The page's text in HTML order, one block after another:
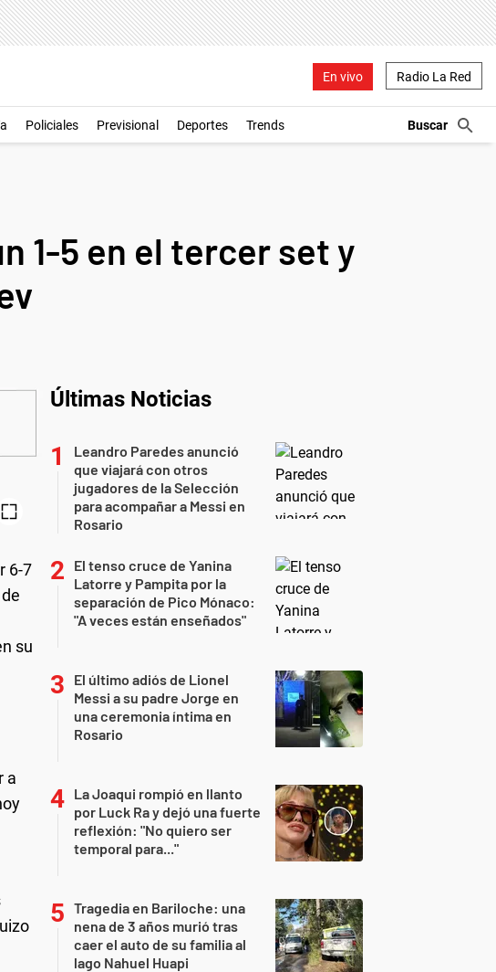
En vivo Radio La Red
Policiales Previsional Deportes Trends
1-5 en el tercer set y
6-7
su
a
Últimas Noticias
Leandro Paredes anunció
que viajará con otros
jugadores de la Selección
para acompañar a Messi en
Rosario
El tenso cruce de Yanina
Latorre y Pampita por la
separación de Pico Mónaco:
"A veces están enseñados"
El último adiós de Lionel
Messi a su padre Jorge en
una ceremonia íntima en
Rosario
La Joaqui rompió en llanto
por Luck Ra y dejó una fuerte
reflexión: "No quiero ser
temporal para..."
Tragedia en Bariloche: una
nena de 3 años murió tras
caer el auto de su familia al
lago Nahuel Huapi